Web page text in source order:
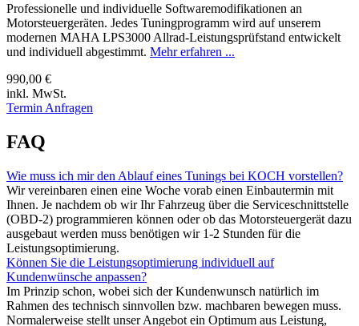
Professionelle und individuelle Softwaremodifikationen an
Motorsteuergeräten. Jedes Tuningprogramm wird auf unserem
modernen MAHA LPS3000 Allrad-Leistungsprüfstand entwickelt
und individuell abgestimmt. Mehr erfahren ...
990,00 €
inkl. MwSt.
Termin Anfragen
FAQ
Wie muss ich mir den Ablauf eines Tunings bei KOCH vorstellen?
Wir vereinbaren einen eine Woche vorab einen Einbautermin mit
Ihnen. Je nachdem ob wir Ihr Fahrzeug über die Serviceschnittstelle
(OBD-2) programmieren können oder ob das Motorsteuergerät dazu
ausgebaut werden muss benötigen wir 1-2 Stunden für die
Leistungsoptimierung.
Können Sie die Leistungsoptimierung individuell auf
Kundenwünsche anpassen?
Im Prinzip schon, wobei sich der Kundenwunsch natürlich im
Rahmen des technisch sinnvollen bzw. machbaren bewegen muss.
Normalerweise stellt unser Angebot ein Optimum aus Leistung,